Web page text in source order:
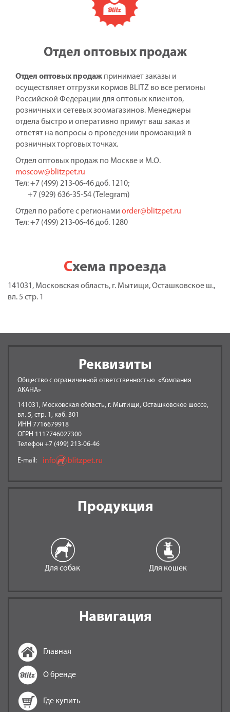
Отдел оптовых продаж
Отдел оптовых продаж принимает заказы и
осуществляет отгрузки кормов BLITZ во все регионы
Российской Федерации для оптовых клиентов,
розничных и сетевых зоомагазинов. Менеджеры
отдела быстро и оперативно примут ваш заказ и
ответят на вопросы о проведении промоакций в
розничных торговых точках.
Отдел оптовых продаж по Москве и М.О.
moscow@blitzpet.ru
Тел: +7 (499) 213-06-46 доб. 1210;
+7 (929) 636-35-54 (Telegram)
Отдел по работе с регионами order@blitzpet.ru
Тел: +7 (499) 213-06-46 доб. 1280
Схема проезда
141031, Московская область, г. Мытищи, Осташковское ш.,
вл. 5 стр. 1
Реквизиты
Общество с ограниченной ответственностью «Компания
АКАНА»
141031, Московская область, г. Мытищи, Осташковское шоссе,
вл. 5, стр. 1, каб. 301
ИНН 7716679918
ОГРН 1117746027300
Телефон +7 (499) 213-06-46
E-mail:
Продукция
Для собак Для кошек
Навигация
Главная
О бренде
Где купить